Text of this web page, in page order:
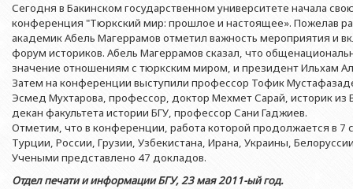
Членство БГУ в международных организациях
Гранты и проекты
Ректоры
Выпускники БГУ
Почетные доктора
Образование в БГУ
Деканы
Профсоюзный Комитет
Учебно-методический совет
Отдел по работе с документами
Бухгалтерия
Отдел мониторинга и контроля
Отдел протокола
Служба психологической помощи
Культурно-творческий центр
Факультет
Географический
Геологический
Филологический
Исторический
Факультет
Юридический
Институт
Республики
Институт
Азербайджанской
Юридическое
Азербайджанской
Юридическое
Сегодня в Бакинском государственном университете начала
конференция "Тюркский мир: прошлое и настоящее». Пожелав
академик Абель Магеррамов отметил важность мероприятия и
форум историков. Абель Магеррамов сказал, что
значение отношениям с тюркским миром, и президент Ильхам
Затем на конференции выступили профессор Тофик
Эсмед Мухтарова, профессор, доктор Мехмет Сарай, историк
декан факультета истории БГУ, профессор Сани Гаджиев.
Отметим, что в конференции, работа которой продолжается в 7
Турции, России, Грузии, Узбекистана, Ирана, Украины,
Учеными представлено 47 докладов.
Отдел печати и информации БГУ, 23 мая 2011-ый год.